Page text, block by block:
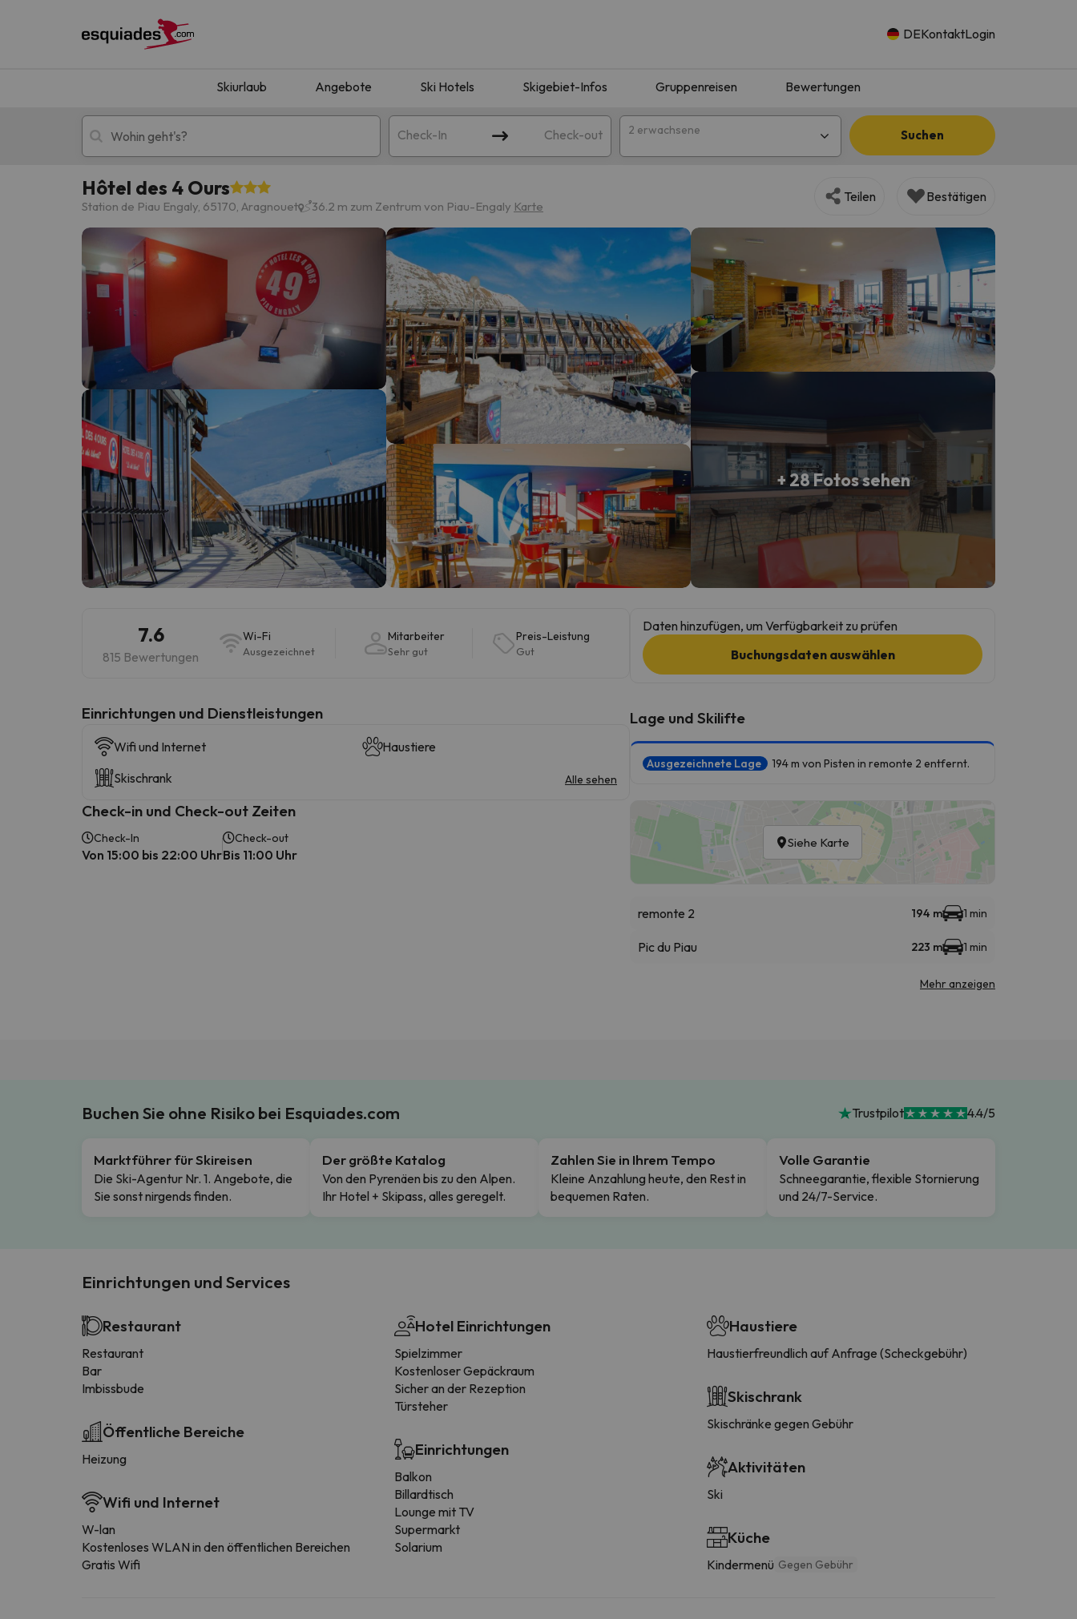
DEKontaktLogin
Skiurlaub Angebote Ski Hotels Skigebiet-Infos Gruppenreisen Bewertungen
Check-In Check-out 2 erwachsene Suchen
Skiurlaub Berghotels
Oops, wir haben keine Ergebnisse gefunden, die Ihrer Suche entsprechen. Versuchen Sie, das Ziel zu ändern.
Es sieht so aus, als hätte sich unser Sucher verirrt. Sobald er seinen Kompass gefunden hat, wird er zurück sein.
Hôtel des 4 Ours
Station de Piau Engaly, 65170, Aragnouet 36.2 m zum Zentrum von Piau-Engaly Karte
Teilen Bestätigen
+ 28 Fotos sehen
7.6
815 Bewertungen
Wi-Fi
Ausgezeichnet
Mitarbeiter
Sehr gut
Preis-Leistung
Gut
​Einrichtungen und Dienstleistungen
Wifi und Internet
Haustiere
Skischrank
Alle sehen
Check-in und Check-out Zeiten
Check-In
Von 15:00 bis 22:00 Uhr
Check-out
Bis 11:00 Uhr
Daten hinzufügen, um Verfügbarkeit zu prüfen
Buchungsdaten auswählen
Lage und Skilifte
Ausgezeichnete Lage 194 m von Pisten in remonte 2 entfernt.
Siehe Karte
remonte 2 194 m 1 min
Pic du Piau 223 m 1 min
Mehr anzeigen
Buchen Sie ohne Risiko bei Esquiades.com Trustpilot 4.4/5
Marktführer für Skireisen
Die Ski-Agentur Nr. 1. Angebote, die
Sie sonst nirgends finden.
Der größte Katalog
Von den Pyrenäen bis zu den Alpen.
Ihr Hotel + Skipass, alles geregelt.
Zahlen Sie in Ihrem Tempo
Kleine Anzahlung heute, den Rest in
bequemen Raten.
Volle Garantie
Schneegarantie, flexible Stornierung
und 24/7-Service.
Einrichtungen und Services
Restaurant
Restaurant
Bar
Imbissbude
Öffentliche Bereiche
Heizung
Wifi und Internet
W-lan
Kostenloses WLAN in den öffentlichen Bereichen
Gratis Wifi
Hotel Einrichtungen
Spielzimmer
Kostenloser Gepäckraum
Sicher an der Rezeption
Türsteher
Einrichtungen
Balkon
Billardtisch
Lounge mit TV
Supermarkt
Solarium
Haustiere
Haustierfreundlich auf Anfrage (Scheckgebühr)
Skischrank
Skischränke gegen Gebühr
Aktivitäten
Ski
Küche
Kindermenü Gegen Gebühr